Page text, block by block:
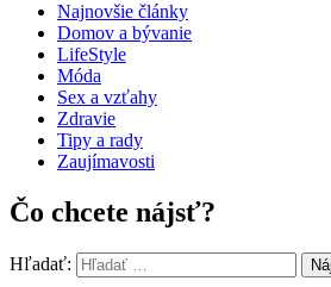
Najnovšie články
Domov a bývanie
LifeStyle
Móda
Sex a vzťahy
Zdravie
Tipy a rady
Zaujímavosti
Čo chcete nájsť?
Hľadať: